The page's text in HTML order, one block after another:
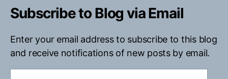
Subscribe to Blog via Email
Enter your email address to subscribe to this blog
and receive notifications of new posts by email.